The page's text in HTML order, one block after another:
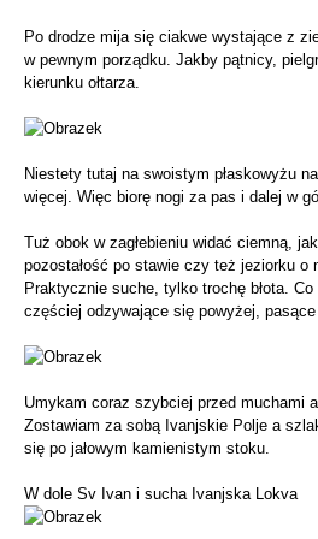
Po drodze mija się ciakwe wystające z
w pewnym porządku. Jakby pątnicy,
kierunku ołtarza.
Niestety tutaj na swoistym płaskowyżu
więcej. Więc biorę nogi za pas i dalej w
Tuż obok w zagłebieniu widać ciemną,
pozostałość po stawie czy też jeziorku o
Praktycznie suche, tylko trochę błota.
częściej odzywające się powyżej,
Umykam coraz szybciej przed muchami
Zostawiam za sobą Ivanjskie Polje a
się po jałowym kamienistym stoku.
W dole Sv Ivan i sucha Ivanjska Lokva